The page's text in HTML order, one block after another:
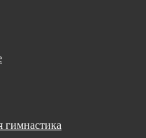
гимнастика